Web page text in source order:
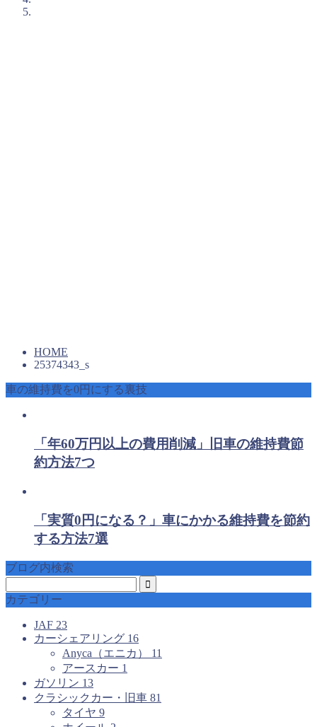
HOME
25374343_s
車の維持費を0円にする裏技
「年60万円以上の費用削減」旧車の維持費節
約方法7つ
「実質0円になる？」車にかかる維持費を節約
する方法7選
ブログ内検索
カテゴリー
JAF 23
カーシェアリング 16
Anyca（エニカ） 11
アースカー 1
ガソリン 13
クラシックカー・旧車 81
タイヤ 9